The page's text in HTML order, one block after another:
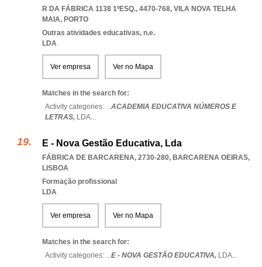
R DA FÁBRICA 1138 1ºESQ., 4470-768, VILA NOVA TELHA
MAIA, PORTO
Outras atividades educativas, n.e.
LDA
Ver empresa Ver no Mapa
Matches in the search for:
Activity categories: ...ACADEMIA EDUCATIVA NÚMEROS E
LETRAS, LDA...
E - Nova Gestão Educativa, Lda
FÁBRICA DE BARCARENA, 2730-280, BARCARENA OEIRAS,
LISBOA
Formação profissional
LDA
Ver empresa Ver no Mapa
Matches in the search for:
Activity categories: ...E - NOVA GESTÃO EDUCATIVA, LDA...